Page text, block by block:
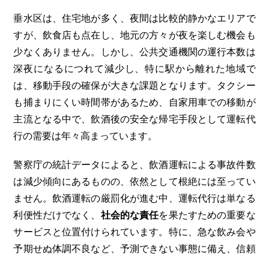
垂水区は、住宅地が多く、夜間は比較的静かなエリアで
すが、飲食店も点在し、地元の方々が夜を楽しむ機会も
少なくありません。しかし、公共交通機関の運行本数は
深夜になるにつれて減少し、特に駅から離れた地域で
は、移動手段の確保が大きな課題となります。タクシー
も捕まりにくい時間帯があるため、自家用車での移動が
主流となる中で、飲酒後の安全な帰宅手段として運転代
行の需要は年々高まっています。
警察庁の統計データによると、飲酒運転による事故件数
は減少傾向にあるものの、依然として根絶には至ってい
ません。飲酒運転の厳罰化が進む中、運転代行は単なる
利便性だけでなく、 社会的な責任を果たすための重要な
サービスと位置付けられています。特に、急な飲み会や
予期せぬ体調不良など、予測できない事態に備え、信頼